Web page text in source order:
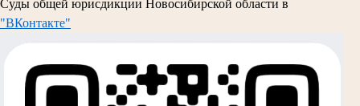
Суды общей юрисдикции Новосибирской области в
"ВКонтакте"